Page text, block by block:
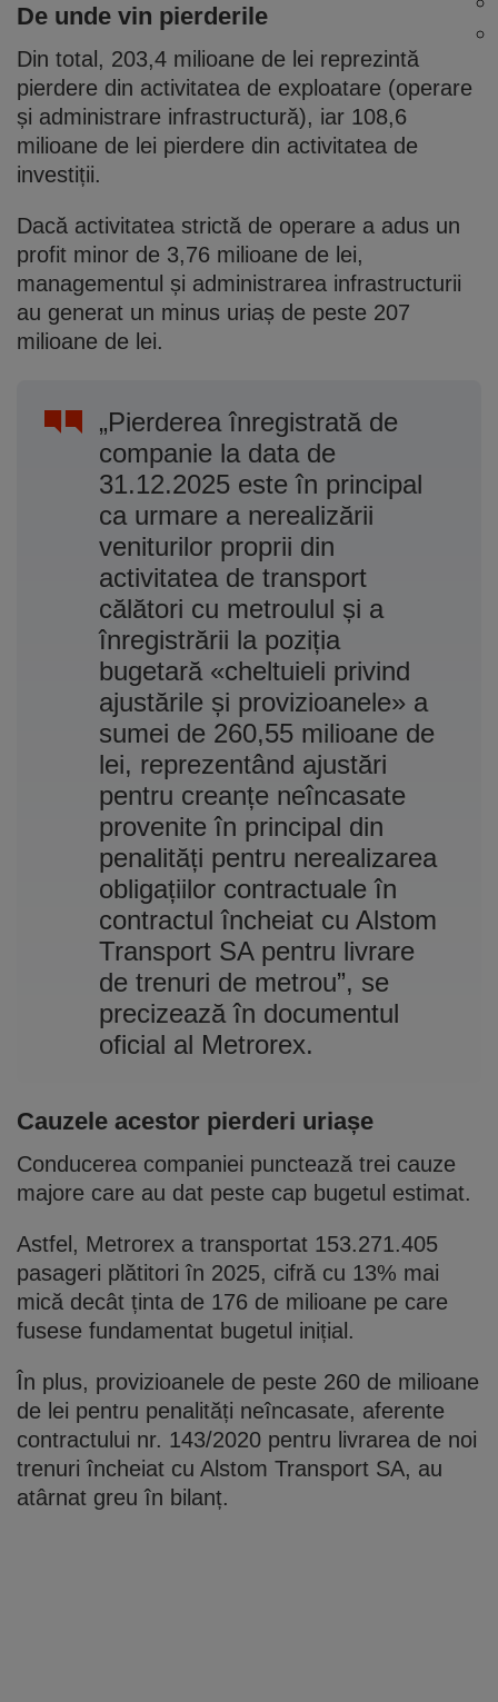
De unde vin pierderile
Din total, 203,4 milioane de lei reprezintă
pierdere din activitatea de exploatare (operare
și administrare infrastructură), iar 108,6
milioane de lei pierdere din activitatea de
investiții.
Dacă activitatea strictă de operare a adus un
profit minor de 3,76 milioane de lei,
managementul și administrarea infrastructurii
au generat un minus uriaș de peste 207
milioane de lei.
„Pierderea înregistrată de
companie la data de
31.12.2025 este în principal
ca urmare a nerealizării
veniturilor proprii din
activitatea de transport
călători cu metroulul și a
înregistrării la poziția
bugetară «cheltuieli privind
ajustările și provizioanele» a
sumei de 260,55 milioane de
lei, reprezentând ajustări
pentru creanțe neîncasate
provenite în principal din
penalități pentru nerealizarea
obligațiilor contractuale în
contractul încheiat cu Alstom
Transport SA pentru livrare
de trenuri de metrou”, se
precizează în documentul
oficial al Metrorex.
Cauzele acestor pierderi uriașe
Conducerea companiei punctează trei cauze
majore care au dat peste cap bugetul estimat.
Astfel, Metrorex a transportat 153.271.405
pasageri plătitori în 2025, cifră cu 13% mai
mică decât ținta de 176 de milioane pe care
fusese fundamentat bugetul inițial.
În plus, provizioanele de peste 260 de milioane
de lei pentru penalități neîncasate, aferente
contractului nr. 143/2020 pentru livrarea de noi
trenuri încheiat cu Alstom Transport SA, au
atârnat greu în bilanț.